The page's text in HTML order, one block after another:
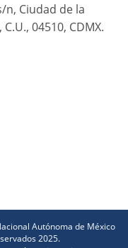
n, Ciudad de la
04510, CDMX.
Autónoma de México
2025.